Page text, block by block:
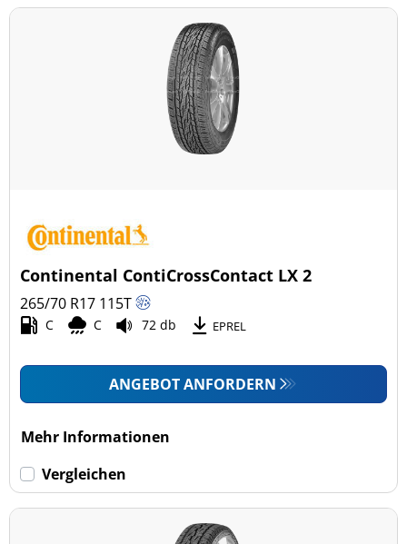
Continental ContiCrossContact LX 2
265/70 R17 115T
C C 72 db EPREL
ANGEBOT ANFORDERN
Mehr Informationen
Vergleichen